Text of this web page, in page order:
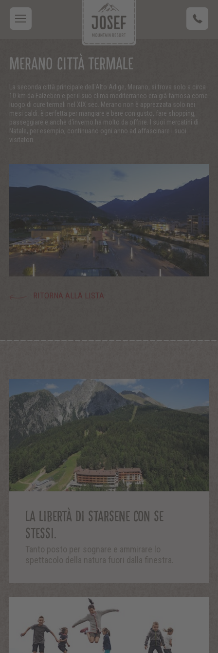
MERANO CITTÀ TERMALE
La seconda città principale dell'Alto Adige, Merano, si trova solo a circa
10 km da Falzeben e per il suo clima mediterraneo era già famosa come
luogo di cure termali nel XIX sec. Merano non è apprezzata solo nei
mesi caldi: è perfetta per mangiare e bere con gusto, fare shopping,
passeggiare e anche d'inverno ha molto da offrire. I suoi mercatini di
Natale, per esempio, continuano ogni anno ad affascinare i suoi
visitatori.
RITORNA ALLA LISTA
LA LIBERTÀ DI STARSENE CON SE
STESSI.
Tanto posto per sognare e ammirare lo
spettacolo della natura fuori dalla finestra.